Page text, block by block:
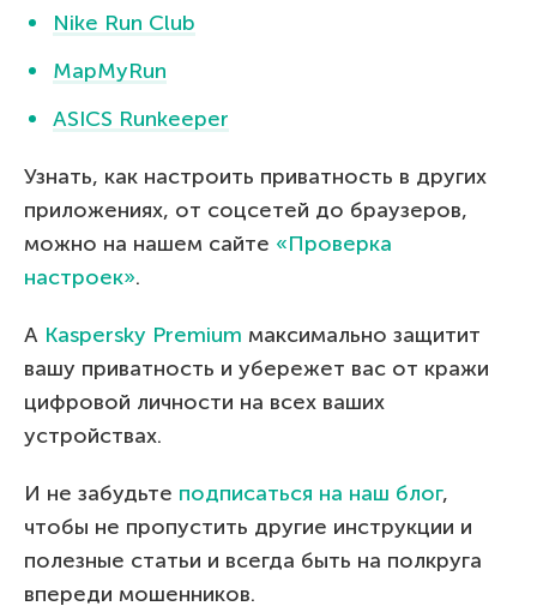
Nike Run Club
MapMyRun
ASICS Runkeeper
Узнать, как настроить приватность в других
приложениях, от соцсетей до браузеров,
можно на нашем сайте «Проверка
настроек».
А Kaspersky Premium максимально защитит
вашу приватность и убережет вас от кражи
цифровой личности на всех ваших
устройствах.
И не забудьте подписаться на наш блог,
чтобы не пропустить другие инструкции и
полезные статьи и всегда быть на полкруга
впереди мошенников.